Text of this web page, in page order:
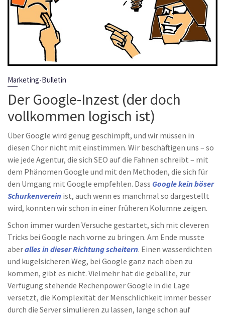
Marketing-Bulletin
Der Google-Inzest (der doch
vollkommen logisch ist)
Über Google wird genug geschimpft, und wir müssen in
diesen Chor nicht mit einstimmen. Wir beschäftigen uns – so
wie jede Agentur, die sich SEO auf die Fahnen schreibt – mit
dem Phänomen Google und mit den Methoden, die sich für
den Umgang mit Google empfehlen. Dass Google kein böser
Schurkenverein ist, auch wenn es manchmal so dargestellt
wird, konnten wir schon in einer früheren Kolumne zeigen.
Schon immer wurden Versuche gestartet, sich mit cleveren
Tricks bei Google nach vorne zu bringen. Am Ende musste
aberalles in dieser Richtung scheitern. Einen wasserdichten
und kugelsicheren Weg, bei Google ganz nach oben zu
kommen, gibt es nicht. Vielmehr hat die geballte, zur
Verfügung stehende Rechenpower Google in die Lage
versetzt, die Komplexität der Menschlichkeit immer besser
durch die Server simulieren zu lassen, lange schon auf